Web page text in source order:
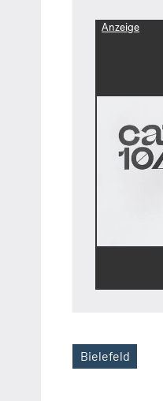
Anzeige
Schlagwörter
Bielefeld